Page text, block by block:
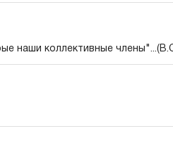
наши коллективные